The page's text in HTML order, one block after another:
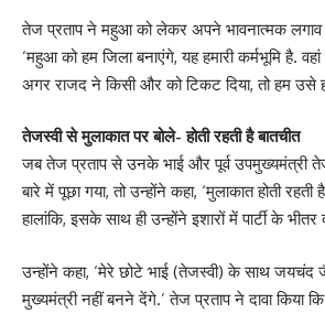
तेज प्रताप ने महुआ को लेकर अपने भावनात्मक
‘महुआ को हम जिला बनाएंगे, यह हमारी कर्मभूमि है.
अगर राजद ने किसी और को टिकट दिया, तो हम उसे
तेजस्वी से मुलाकात पर बोले- होती रहती है बातचीत
जब तेज प्रताप से उनके भाई और पूर्व उपमुख्यमंत्री
बारे में पूछा गया, तो उन्होंने कहा, ‘मुलाकात होती
हालांकि, इसके साथ ही उन्होंने इशारों में पार्टी के
उन्होंने कहा, ‘मेरे छोटे भाई (तेजस्वी) के साथ जयचंद
मुख्यमंत्री नहीं बनने देंगे.’ तेज प्रताप ने दावा किया कि